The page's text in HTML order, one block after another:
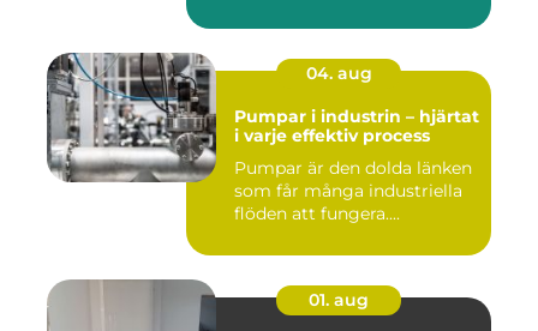
04. aug
Pumpar i industrin – hjärtat
i varje effektiv process
Pumpar är den dolda länken
som får många industriella
flöden att fungera....
01. aug